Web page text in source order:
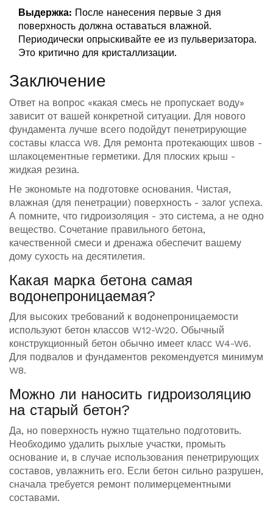
Выдержка: После нанесения первые 3 дня
поверхность должна оставаться влажной.
Периодически опрыскивайте ее из пульверизатора.
Это критично для кристаллизации.
Заключение
Ответ на вопрос «какая смесь не пропускает воду»
зависит от вашей конкретной ситуации. Для нового
фундамента лучше всего подойдут пенетрирующие
составы класса W8. Для ремонта протекающих швов -
шлакоцементные герметики. Для плоских крыш -
жидкая резина.
Не экономьте на подготовке основания. Чистая,
влажная (для пенетрации) поверхность - залог успеха.
А помните, что гидроизоляция - это система, а не одно
вещество. Сочетание правильного бетона,
качественной смеси и дренажа обеспечит вашему
дому сухость на десятилетия.
Какая марка бетона самая
водонепроницаемая?
Для высоких требований к водонепроницаемости
используют бетон классов W12-W20. Обычный
конструкционный бетон обычно имеет класс W4-W6.
Для подвалов и фундаментов рекомендуется минимум
W8.
Можно ли наносить гидроизоляцию
на старый бетон?
Да, но поверхность нужно тщательно подготовить.
Необходимо удалить рыхлые участки, промыть
основание и, в случае использования пенетрирующих
составов, увлажнить его. Если бетон сильно разрушен,
сначала требуется ремонт полимерцементными
составами.